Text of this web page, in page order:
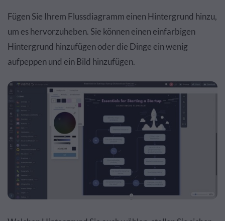
Fügen Sie Ihrem Flussdiagramm einen Hintergrund hinzu,
um es hervorzuheben. Sie können einen einfarbigen
Hintergrund hinzufügen oder die Dinge ein wenig
aufpeppen und ein Bild hinzufügen.